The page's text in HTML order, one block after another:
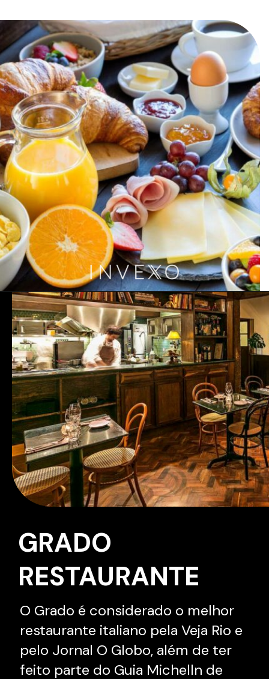
GRADO
RESTAURANTE
O Grado é considerado o melhor
restaurante italiano pela Veja Rio e
pelo Jornal O Globo, além de ter
feito parte do Guia Michelln de